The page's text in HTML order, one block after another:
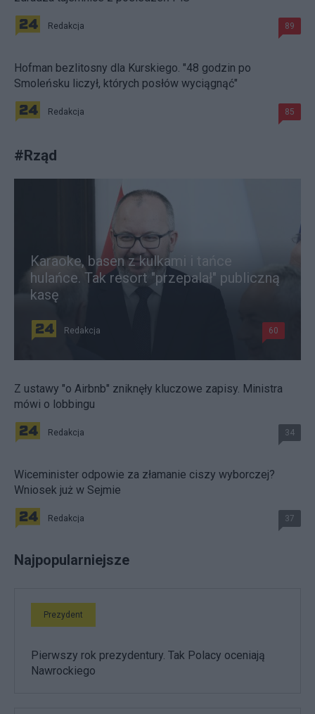
Redakcja 89
Hofman bezlitosny dla Kurskiego. "48 godzin po
Smoleńsku liczył, których posłów wyciągnąć"
Redakcja 85
#Rząd
Karaoke, basen z kulkami i tańce
hulańce. Tak resort "przepalał" publiczną
kasę
Redakcja 60
Z ustawy "o Airbnb" zniknęły kluczowe zapisy. Ministra
mówi o lobbingu
Redakcja 34
Wiceminister odpowie za złamanie ciszy wyborczej?
Wniosek już w Sejmie
Redakcja 37
Najpopularniejsze
Prezydent
Pierwszy rok prezydentury. Tak Polacy oceniają
Nawrockiego